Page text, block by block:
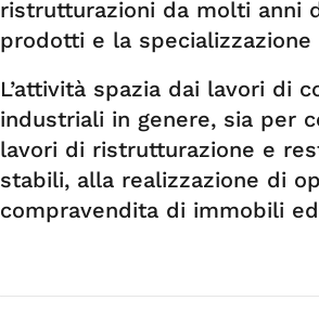
ristrutturazioni da molti anni
prodotti e la
L’attività spazia dai lavori di
industriali in genere, sia per
lavori di ristrutturazione e
stabili, alla realizzazione di
compravendita di immobili